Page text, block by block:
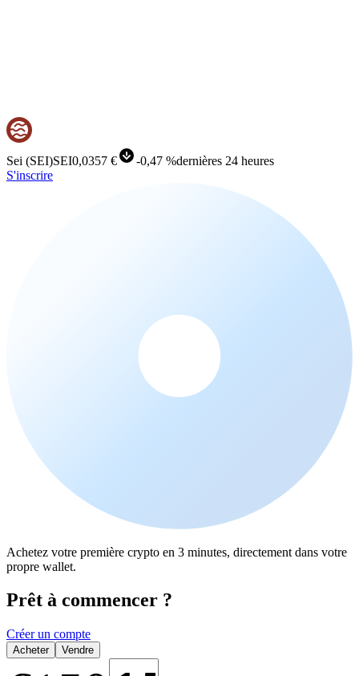
Sei (SEI)SEI0,0357 € -0,47 %dernières 24 heures
S'inscrire
Achetez votre première crypto en 3 minutes, directement dans votre
propre wallet.
Prêt à commencer ?
Créer un compte
Acheter Vendre